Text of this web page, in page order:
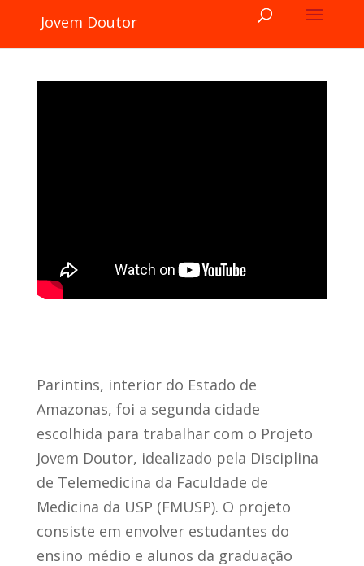
Jovem Doutor
Parintins, interior do Estado de
Amazonas, foi a segunda cidade
escolhida para trabalhar com o Projeto
Jovem Doutor, idealizado pela Disciplina
de Telemedicina da Faculdade de
Medicina da USP (FMUSP). O projeto
consiste em envolver estudantes do
ensino médio e alunos da graduação